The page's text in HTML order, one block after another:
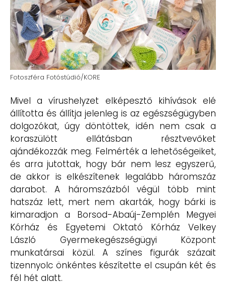
Fotoszféra Fotóstúdió/KORE
Mivel a vírushelyzet elképesztő kihívások elé
állította és állítja jelenleg is az egészségügyben
dolgozókat, úgy döntöttek, idén nem csak a
koraszülött ellátásban résztvevőket
ajándékozzák meg. Felmérték a lehetőségeiket,
és arra jutottak, hogy bár nem lesz egyszerű,
de akkor is elkészítenek legalább háromszáz
darabot. A háromszázból végül több mint
hatszáz lett, mert nem akarták, hogy bárki is
kimaradjon a Borsod-Abaúj-Zemplén Megyei
Kórház és Egyetemi Oktató Kórház Velkey
László Gyermekegészségügyi Központ
munkatársai közül. A színes figurák százait
tizennyolc önkéntes készítette el csupán két és
fél hét alatt.